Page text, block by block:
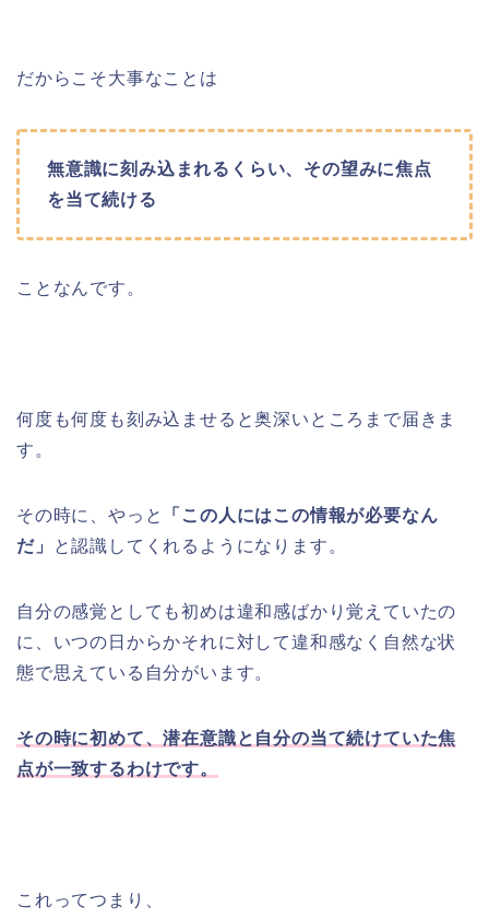
だからこそ大事なことは
無意識に刻み込まれるくらい、その望みに焦点
を当て続ける
ことなんです。
何度も何度も刻み込ませると奥深いところまで届きま
す。
その時に、やっと
「この人にはこの情報が必要なん
だ」
と認識してくれるようになります。
自分の感覚としても初めは違和感ばかり覚えていたの
に、いつの日からかそれに対して違和感なく自然な状
態で思えている自分がいます。
その時に初めて、潜在意識と自分の当て続けていた焦
点が一致するわけです。
これってつまり、